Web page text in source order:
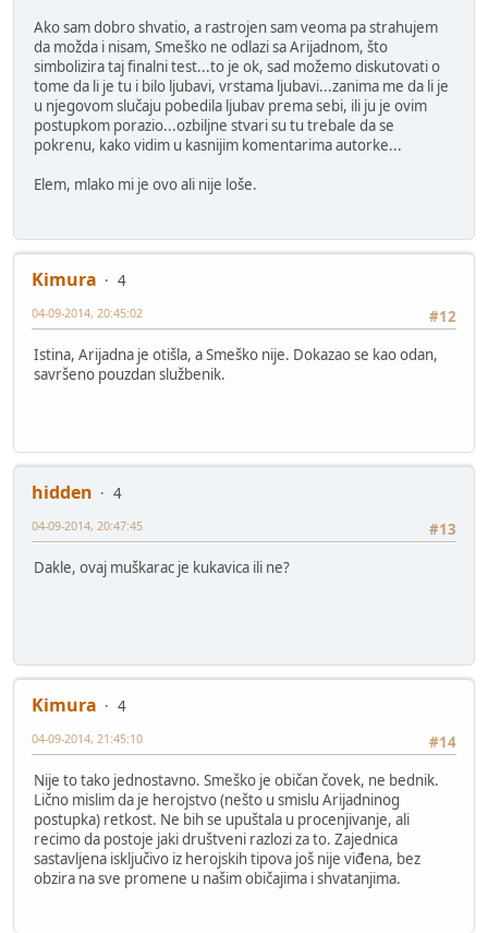
Ako sam dobro shvatio, a rastrojen sam veoma pa strahujem
da možda i nisam, Smeško ne odlazi sa Arijadnom, što
simbolizira taj finalni test...to je ok, sad možemo diskutovati o
tome da li je tu i bilo ljubavi, vrstama ljubavi...zanima me da li je
u njegovom slučaju pobedila ljubav prema sebi, ili ju je ovim
postupkom porazio...ozbiljne stvari su tu trebale da se
pokrenu, kako vidim u kasnijim komentarima autorke...
Elem, mlako mi je ovo ali nije loše.
Kimura
4
#12
04-09-2014, 20:45:02
Istina, Arijadna je otišla, a Smeško nije. Dokazao se kao odan,
savršeno pouzdan službenik.
hidden
4
#13
04-09-2014, 20:47:45
Dakle, ovaj muškarac je kukavica ili ne?
Kimura
4
#14
04-09-2014, 21:45:10
Nije to tako jednostavno. Smeško je običan čovek, ne bednik.
Lično mislim da je herojstvo (nešto u smislu Arijadninog
postupka) retkost. Ne bih se upuštala u procenjivanje, ali
recimo da postoje jaki društveni razlozi za to. Zajednica
sastavljena isključivo iz herojskih tipova još nije viđena, bez
obzira na sve promene u našim običajima i shvatanjima.